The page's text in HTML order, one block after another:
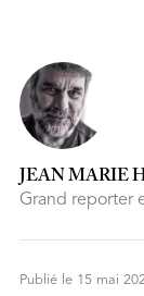
JEAN MARIE
Grand reporter
Publié le 15 mai